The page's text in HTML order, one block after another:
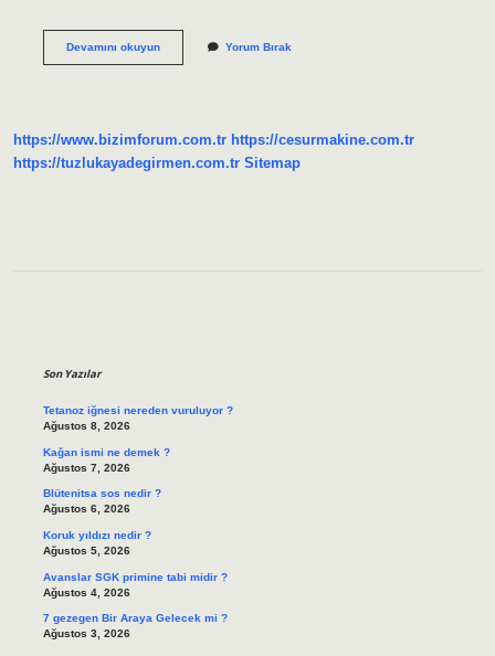
Devamını okuyunYeşil
Yorum Bırak
https://www.bizimforum.com.tr https://cesurmakine.com.tr
https://tuzlukayadegirmen.com.tr Sitemap
Son Yazılar
Tetanoz iğnesi nereden vuruluyor ?
Ağustos 8, 2026
Kağan ismi ne demek ?
Ağustos 7, 2026
Blütenitsa sos nedir ?
Ağustos 6, 2026
Koruk yıldızı nedir ?
Ağustos 5, 2026
Avanslar SGK primine tabi midir ?
Ağustos 4, 2026
7 gezegen Bir Araya Gelecek mi ?
Ağustos 3, 2026